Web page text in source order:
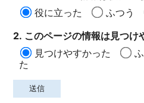
役に立った
ふつう
2. このページの情報は見つけ
見つけやすかった
た